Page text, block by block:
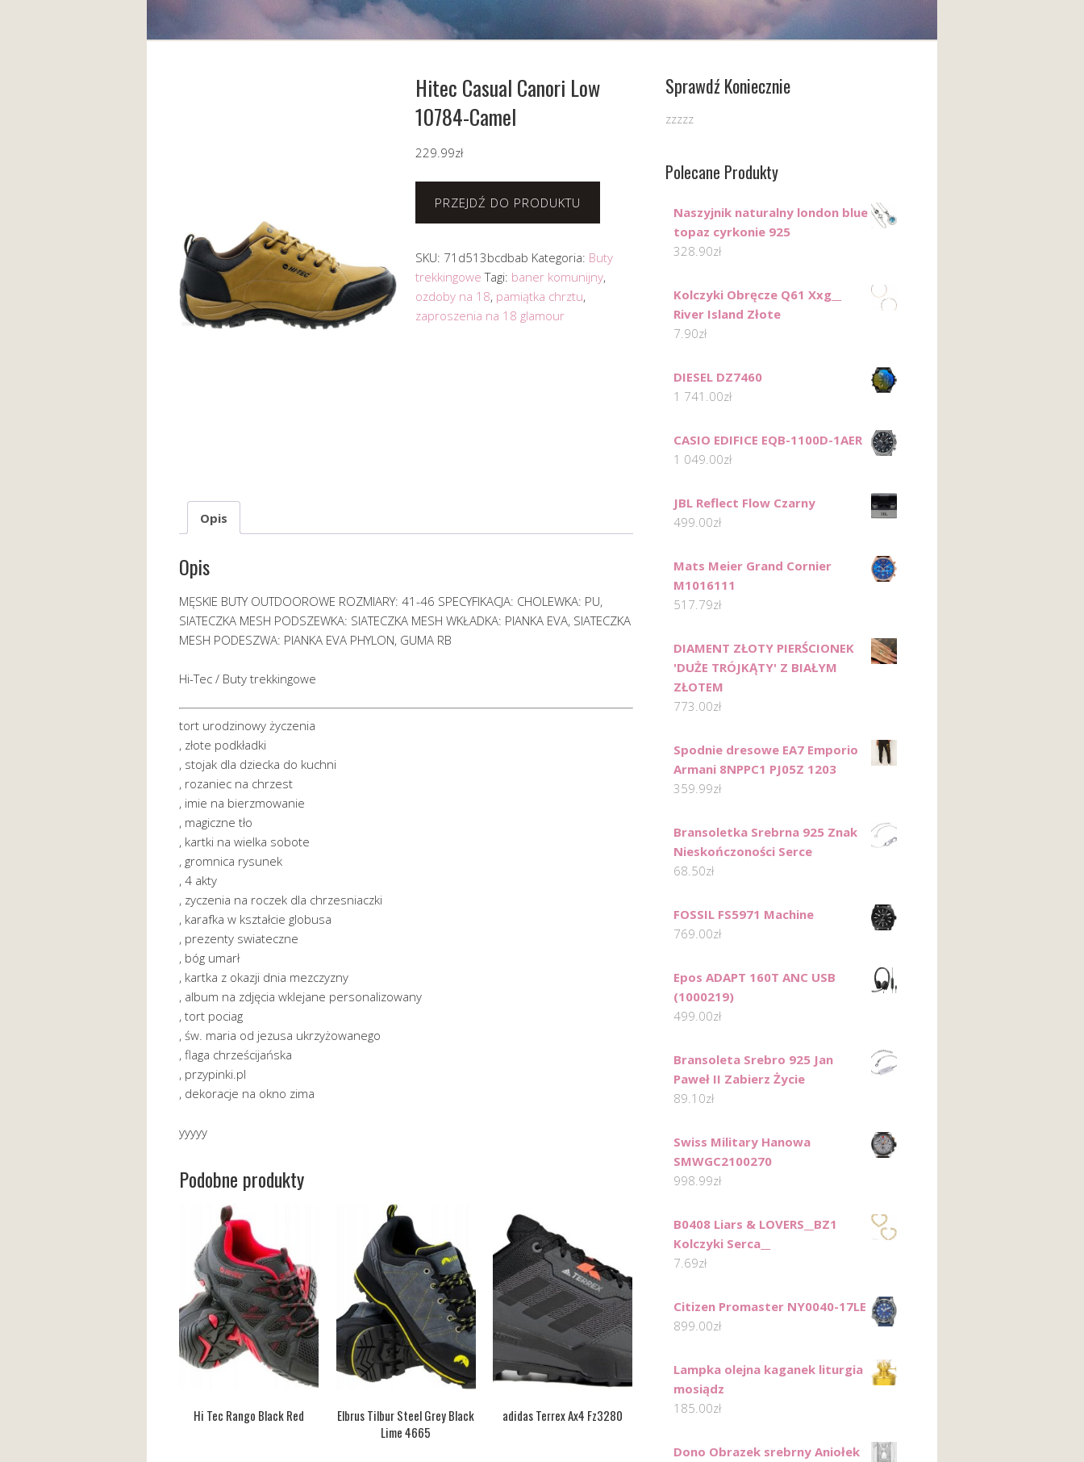
Hitec Casual Canori Low
10784-Camel
229.99zł
PRZEJDŹ DO PRODUKTU
SKU: 71d513bcdbab Kategoria: Buty
trekkingowe Tagi: baner komunijny,
ozdoby na 18, pamiątka chrztu,
zaproszenia na 18 glamour
Opis
Opis
MĘSKIE BUTY OUTDOOROWE ROZMIARY: 41-46 SPECYFIKACJA: CHOLEWKA: PU,
SIATECZKA MESH PODSZEWKA: SIATECZKA MESH WKŁADKA: PIANKA EVA, SIATECZKA
MESH PODESZWA: PIANKA EVA PHYLON, GUMA RB
Hi-Tec / Buty trekkingowe
tort urodzinowy życzenia
, złote podkładki
, stojak dla dziecka do kuchni
, rozaniec na chrzest
, imie na bierzmowanie
, magiczne tło
, kartki na wielka sobote
, gromnica rysunek
, 4 akty
, zyczenia na roczek dla chrzesniaczki
, karafka w kształcie globusa
, prezenty swiateczne
, bóg umarł
, kartka z okazji dnia mezczyzny
, album na zdjęcia wklejane personalizowany
, tort pociag
, św. maria od jezusa ukrzyżowanego
, flaga chrześcijańska
, przypinki.pl
, dekoracje na okno zima
yyyyy
Podobne produkty
Hi Tec Rango Black Red
Elbrus Tilbur Steel Grey Black
Lime 4665
adidas Terrex Ax4 Fz3280
Sprawdź Koniecznie
zzzzz
Polecane Produkty
Naszyjnik naturalny london blue
topaz cyrkonie 925
328.90zł
Kolczyki Obręcze Q61 Xxg__
River Island Złote
7.90zł
DIESEL DZ7460
1 741.00zł
CASIO EDIFICE EQB-1100D-1AER
1 049.00zł
JBL Reflect Flow Czarny
499.00zł
Mats Meier Grand Cornier
M1016111
517.79zł
DIAMENT ZŁOTY PIERŚCIONEK
'DUŻE TRÓJKĄTY' Z BIAŁYM
ZŁOTEM
773.00zł
Spodnie dresowe EA7 Emporio
Armani 8NPPC1 PJ05Z 1203
359.99zł
Bransoletka Srebrna 925 Znak
Nieskończoności Serce
68.50zł
FOSSIL FS5971 Machine
769.00zł
Epos ADAPT 160T ANC USB
(1000219)
499.00zł
Bransoleta Srebro 925 Jan
Paweł II Zabierz Życie
89.10zł
Swiss Military Hanowa
SMWGC2100270
998.99zł
B0408 Liars & LOVERS__BZ1
Kolczyki Serca__
7.69zł
Citizen Promaster NY0040-17LE
899.00zł
Lampka olejna kaganek liturgia
mosiądz
185.00zł
Dono Obrazek srebrny Aniołek